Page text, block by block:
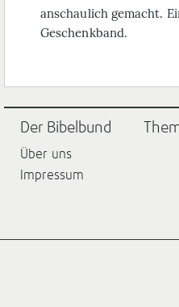
anschaulich gemacht.
Geschenkband.
Der Bibelbund
Über uns
Impressum